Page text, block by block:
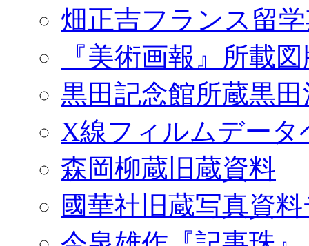
畑正吉フランス留
『美術画報』所載
黒田記念館所蔵黒
X線フィルムデータ
森岡柳蔵旧蔵資料
國華社旧蔵写真資